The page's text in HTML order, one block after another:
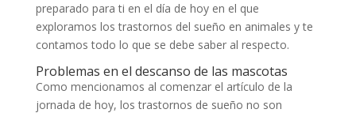
preparado para ti en el día de hoy en el que
exploramos los trastornos del sueño en animales y te
contamos todo lo que se debe saber al respecto.
Problemas en el descanso de las mascotas
Como mencionamos al comenzar el artículo de la
jornada de hoy, los trastornos de sueño no son